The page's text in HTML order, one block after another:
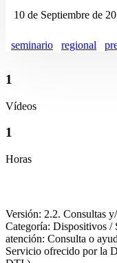
10 de Septiembre de
seminario regional
1
Vídeos
1
Horas
Versión: 2.2. Consultas
Categoría: Dispositivos /
atención: Consulta o
Servicio ofrecido por la